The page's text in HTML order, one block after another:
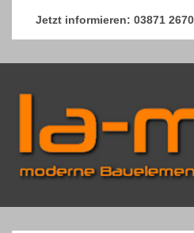
Jetzt informieren: 03871